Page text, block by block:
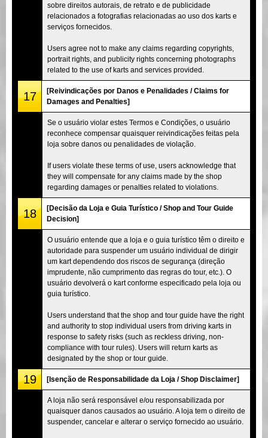
sobre direitos autorais, de retrato e de publicidade
relacionados a fotografias relacionadas ao uso dos karts e
serviços fornecidos.
Users agree not to make any claims regarding copyrights,
portrait rights, and publicity rights concerning photographs
related to the use of karts and services provided.
17
[Reivindicações por Danos e Penalidades / Claims for
Damages and Penalties]
Se o usuário violar estes Termos e Condições, o usuário
reconhece compensar quaisquer reivindicações feitas pela
loja sobre danos ou penalidades de violação.
If users violate these terms of use, users acknowledge that
they will compensate for any claims made by the shop
regarding damages or penalties related to violations.
18
[Decisão da Loja e Guia Turístico / Shop and Tour Guide
Decision]
O usuário entende que a loja e o guia turístico têm o direito e
autoridade para suspender um usuário individual de dirigir
um kart dependendo dos riscos de segurança (direção
imprudente, não cumprimento das regras do tour, etc.). O
usuário devolverá o kart conforme especificado pela loja ou
guia turístico.
Users understand that the shop and tour guide have the right
and authority to stop individual users from driving karts in
response to safety risks (such as reckless driving, non-
compliance with tour rules). Users will return karts as
designated by the shop or tour guide.
19 [Isenção de Responsabilidade da Loja / Shop Disclaimer]
A loja não será responsável e/ou responsabilizada por
quaisquer danos causados ao usuário. A loja tem o direito de
suspender, cancelar e alterar o serviço fornecido ao usuário.